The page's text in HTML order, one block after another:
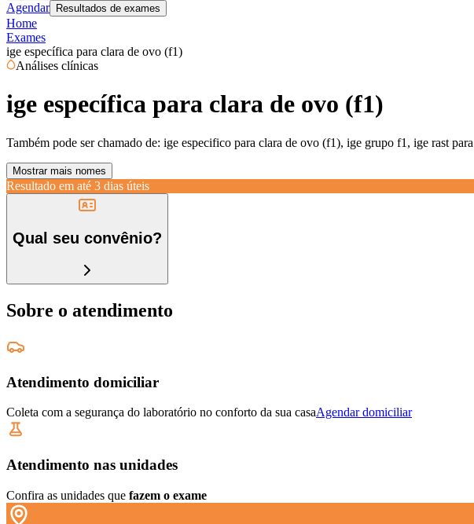
Agendar Resultados de exames
Home
Exames
ige específica para clara de ovo (f1)
Análises clínicas
ige específica para clara de ovo (f1)
Também pode ser chamado de: ige especifico para clara de ovo (f1), ige grupo f1, ige rast
Mostrar mais nomes
Resultado em até 3 dias úteis
Qual seu convênio?
Sobre o atendimento
Atendimento domiciliar
Coleta com a segurança do laboratório no conforto da sua casaAgendar domiciliar
Atendimento nas unidades
Confira as unidades que fazem o exame